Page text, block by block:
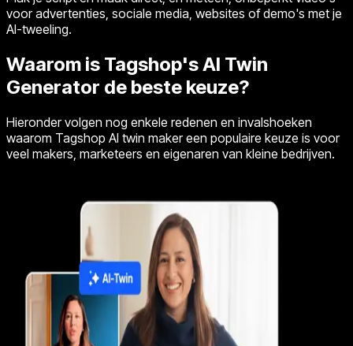
voor advertenties, sociale media, websites of demo's met je
AI-tweeling.
Waarom is Tagshop's AI Twin
Generator de beste keuze?
Hieronder volgen nog enkele redenen en invalshoeken
waarom Tagshop AI twin maker een populaire keuze is voor
veel makers, marketeers en eigenaren van kleine bedrijven.